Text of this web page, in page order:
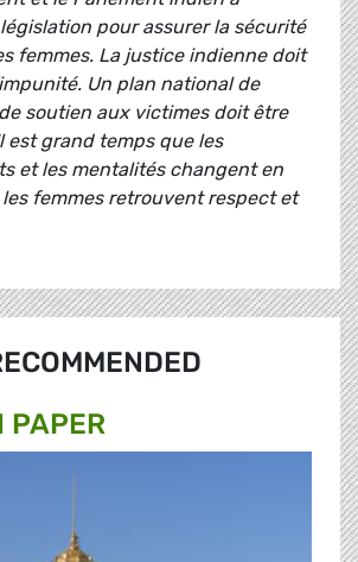
pour assurer la sécurité
femmes. La justice indienne doit
Un plan national de
soutien aux victimes doit être
est grand temps que les
et les mentalités changent en
femmes retrouvent respect et
PAPER